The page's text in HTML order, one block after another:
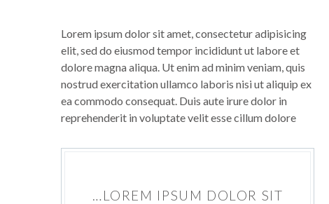
Lorem ipsum dolor sit amet, consectetur adipisicing
elit, sed do eiusmod tempor incididunt ut labore et
dolore magna aliqua. Ut enim ad minim veniam, quis
nostrud exercitation ullamco laboris nisi ut aliquip ex
ea commodo consequat. Duis aute irure dolor in
reprehenderit in voluptate velit esse cillum dolore
…LOREM IPSUM DOLOR SIT